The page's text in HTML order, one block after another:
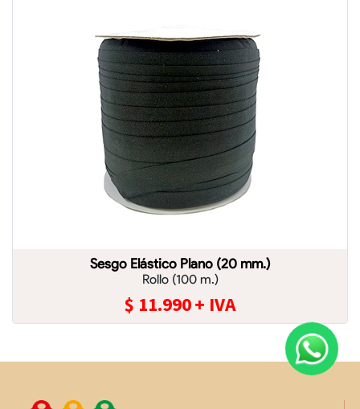
Sesgo Elástico Plano (20 mm.)
Rollo (100 m.)
$ 11.990+ IVA